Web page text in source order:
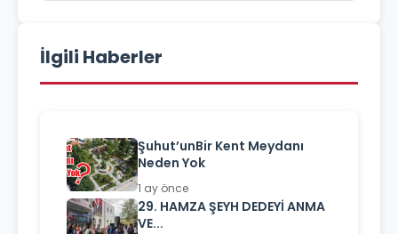
İlgili Haberler
Şuhut’unBir Kent Meydanı
Neden Yok
1 ay önce
29. HAMZA ŞEYH DEDEYİ ANMA
VE...